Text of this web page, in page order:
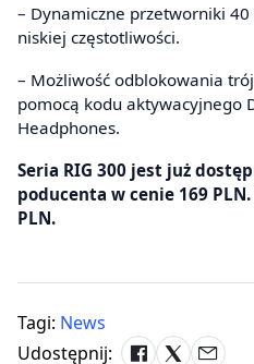
– Dynamiczne przetworniki
niskiej częstotliwości.
– Możliwość odblokowania
pomocą kodu aktywacyjnego
Headphones.
Seria RIG 300 jest już
poducenta w cenie 169 PLN.
PLN.
Tagi: News
Udostępnij: